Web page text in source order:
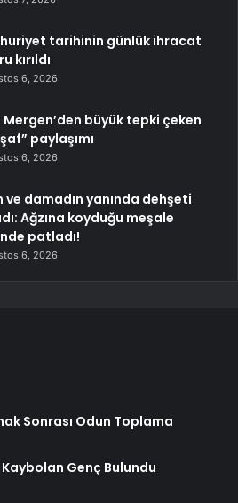
tarihinin günlük ihracat
kırıldı
6, 2026
Mergen’den büyük tepki çeken
paylaşımı
6, 2026
ve damadın yanında dehşeti
Ağzına koyduğu meşale
patladı!
6, 2026
Sonrası Odun Toplama
Genç Bulundu